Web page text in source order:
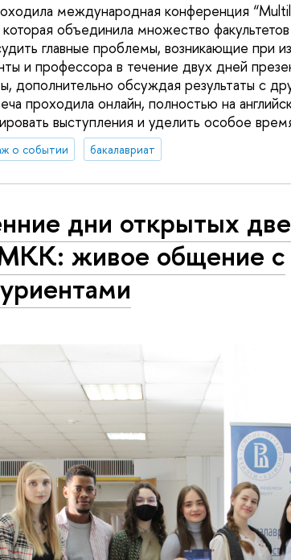
международная конференция
которая объединила множество
главные проблемы, возникающие при
и профессора в течение двух дней
дополнительно обсуждая результаты с
проходила онлайн, полностью на
выступления и уделить особое
о событии бакалавриат
дни открытых
живое общение с